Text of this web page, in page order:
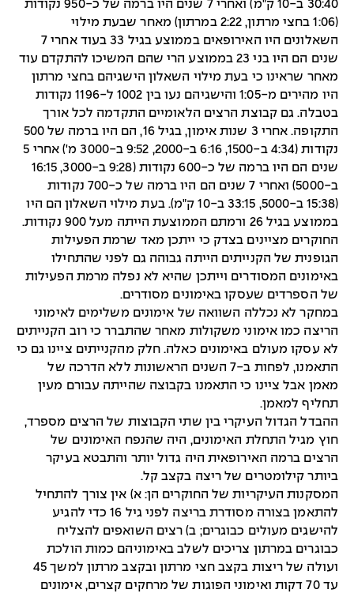
30:40 ב-10 ק"מ) ואחרי 7 שנים היו ברמה של כ-950 נקודות
(1:06 בחצי מרתון, 2:22 במרתון) מאחר שבעת מילוי
השאלונים היו האירופאים בממוצע בגיל 33 בעוד אחרי 7
שנים הם היו בני 23 בממוצע הרי שהם המשיכו להתקדם עוד
מאחר שראינו כי בעת מילוי השאלון הישגיהם בחצי מרתון
היו מהירים מ-1:05 והישגיהם נעו בין 1002 ל-1196 נקודות
בטבלה. גם קבוצת הרצים הלאומיים התקדמה לכל אורך
התקופה. אחרי 3 שנות אימון, בגיל 16, הם היו ברמה של 500
נקודות (4:34 ב-1500, 6:16 ב-2000, 9:52 ב-3000 מ') אחרי 5
שנים הם היו ברמה של כ-600 נקודות (9:28 ב-3000, 16:15
ב-5000) ואחרי 7 שנים הם היו ברמה של כ-700 נקודות
(15:38 ב-5000, 33:15 ב-10 ק"מ). בעת מילוי השאלון הם היו
בממוצע בגיל 26 ורמתם הממוצעת הייתה מעל 900 נקודות.
החוקרים מציינים בצדק כי ייתכן מאד שרמת הפעילות
הגופנית של הקנייתים הייתה גבוהה גם לפני שהתחילו
באימונים המסודרים וייתכן שהיא לא נפלה מרמת הפעילות
של הספרדים שעסקו באימונים מסודרים.
במחקר לא נכללה השוואה של אימונים משלימים לאימוני
הריצה כמו אימוני משקולות מאחר שהתברר כי רוב הקנייתים
לא עסקו מעולם באימונים כאלה. חלק מהקנייתים ציינו גם כי
התאמנו, לפחות ב-7 השנים הראשונות ללא הדרכה של
מאמן אבל ציינו כי התאמנו בקבוצה שהייתה עבורם מעין
תחליף למאמן.
ההבדל הגדול העיקרי בין שתי הקבוצות של הרצים מספרד,
חוץ מגיל התחלת האימונים, היה שהנפח האימונים של
הרצים ברמה האירופאית היה גדול יותר והתבטא בעיקר
ביותר קילומטרים של ריצה בקצב קל.
המסקנות העיקריות של החוקרים הן: א) אין צורך להתחיל
להתאמן בצורה מסודרת בריצה לפני גיל 16 כדי להגיע
להישגים מעולים כבוגרים; ב) רצים השואפים להצליח
כבוגרים במרתון צריכים לשלב באימוניהם כמות הולכת
ועולה של ריצות בקצב חצי מרתון ובקצב מרתון למשך 45
עד 70 דקות ואימוני הפוגות של מרחקים קצרים, אימונים